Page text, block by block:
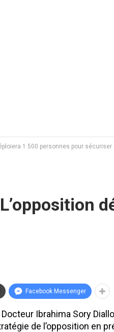
1 500 personnes pour
Facebook Messenger
Ibrahima Sory
de l’opposition en